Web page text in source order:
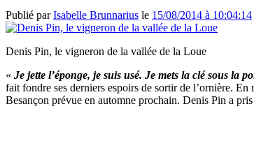
Publié parIsabelle Brunnarius le 15/08/2014 à 10:04:14
Denis Pin, le vigneron de la vallée de la Loue
« Je jette l’éponge, je suis usé. Je mets la clé sous la
fait fondre ses derniers espoirs de sortir de l’ornière.
Besançon prévue en automne prochain. Denis Pin a